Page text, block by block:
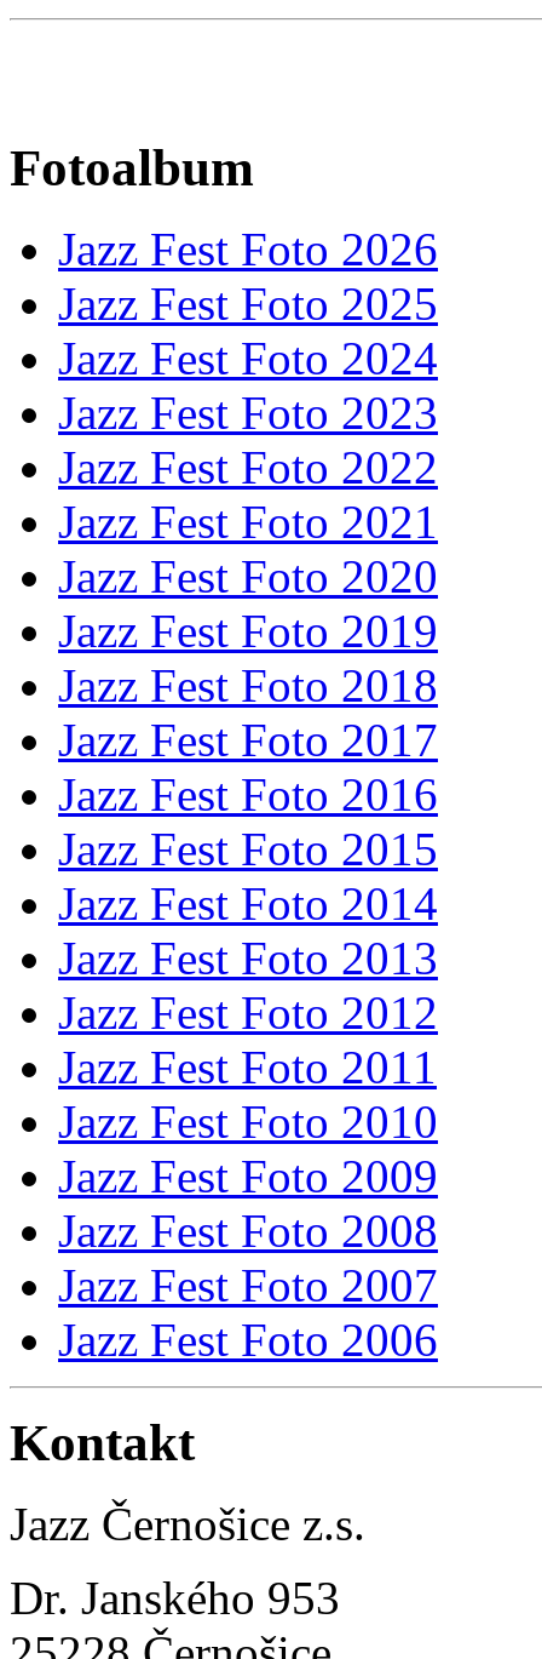
Fotoalbum
Jazz Fest Foto 2026
Jazz Fest Foto 2025
Jazz Fest Foto 2024
Jazz Fest Foto 2023
Jazz Fest Foto 2022
Jazz Fest Foto 2021
Jazz Fest Foto 2020
Jazz Fest Foto 2019
Jazz Fest Foto 2018
Jazz Fest Foto 2017
Jazz Fest Foto 2016
Jazz Fest Foto 2015
Jazz Fest Foto 2014
Jazz Fest Foto 2013
Jazz Fest Foto 2012
Jazz Fest Foto 2011
Jazz Fest Foto 2010
Jazz Fest Foto 2009
Jazz Fest Foto 2008
Jazz Fest Foto 2007
Jazz Fest Foto 2006
Kontakt
Jazz Černošice z.s.
Dr. Janského 953